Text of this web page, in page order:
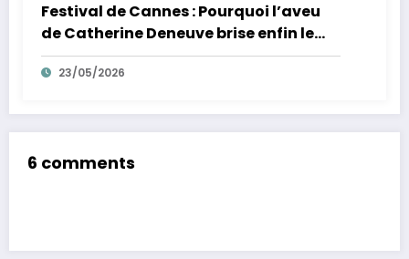
Festival de Cannes : Pourquoi l’aveu
de Catherine Deneuve brise enfin le
mythe de la Croisette
23/05/2026
6 comments